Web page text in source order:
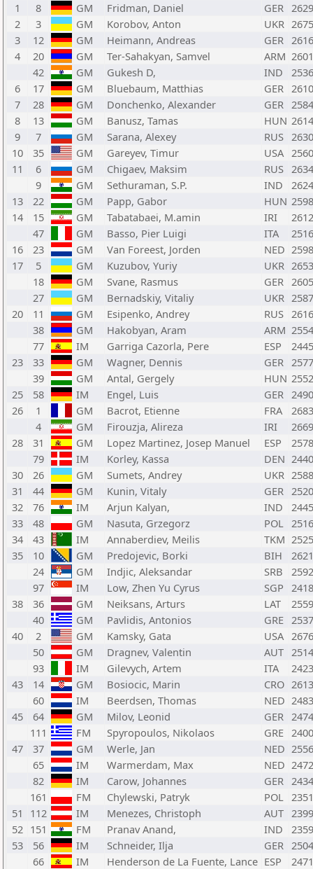
1
8 GM Fridman, Daniel GER 2629
2
3 GM Korobov, Anton UKR 2675
3
12 GM Heimann, Andreas GER 2616
4
20 GM Ter-Sahakyan, Samvel ARM 2601
42
GM Gukesh D, IND
2536
6
17 GM Bluebaum, Matthias GER 2610
7
28 GM Donchenko, Alexander GER 2584
8
13 GM Banusz, Tamas HUN 2614
9
7 GM Sarana, Alexey RUS 2630
10
35 GM Gareyev, Timur USA 2560
11
6 GM Chigaev, Maksim RUS 2634
9
GM Sethuraman, S.P. IND
2624
13
22 GM Papp, Gabor HUN 2598
14
15 GM Tabatabaei, M.amin IRI
2612
47
GM Basso, Pier Luigi ITA
2516
16
23 GM Van Foreest, Jorden NED 2598
17
5 GM Kuzubov, Yuriy UKR 2653
18
GM Svane, Rasmus GER 2605
27
GM Bernadskiy, Vitaliy UKR 2587
20
11 GM Esipenko, Andrey RUS 2616
38
GM Hakobyan, Aram ARM 2554
77
IM Garriga Cazorla, Pere ESP
2445
23
33 GM Wagner, Dennis GER 2577
39
GM Antal, Gergely HUN 2552
25
58 IM Engel, Luis GER 2490
26
1 GM Bacrot, Etienne FRA
2683
4
GM Firouzja, Alireza IRI
2669
28
31 GM Lopez Martinez, Josep Manuel ESP
2578
79
IM Korley, Kassa DEN 2440
30
26 GM Sumets, Andrey UKR 2588
31
44 GM Kunin, Vitaly GER 2520
32
76 IM Arjun Kalyan, IND
2445
33
48 GM Nasuta, Grzegorz POL 2516
34
43 IM Annaberdiev, Meilis TKM 2525
35
10 GM Predojevic, Borki BIH
2621
24
GM Indjic, Aleksandar SRB
2592
97
IM Low, Zhen Yu Cyrus SGP 2418
38
36 GM Neiksans, Arturs LAT
2559
40
GM Pavlidis, Antonios GRE 2537
40
2 GM Kamsky, Gata USA 2676
50
GM Dragnev, Valentin AUT 2514
93
IM Gilevych, Artem ITA
2423
43
14 GM Bosiocic, Marin CRO 2613
60
IM Beerdsen, Thomas NED 2483
45
64 GM Milov, Leonid GER 2474
111
FM Spyropoulos, Nikolaos GRE 2400
47
37 GM Werle, Jan NED 2556
65
IM Warmerdam, Max NED 2472
82
IM Carow, Johannes GER 2434
161
FM Chylewski, Patryk POL 2351
51
112 IM Menezes, Christoph AUT 2399
52 151 FM Pranav Anand, IND
2359
53
56 IM Schneider, Ilja GER 2504
66
IM Henderson de La Fuente, Lance ESP
2471